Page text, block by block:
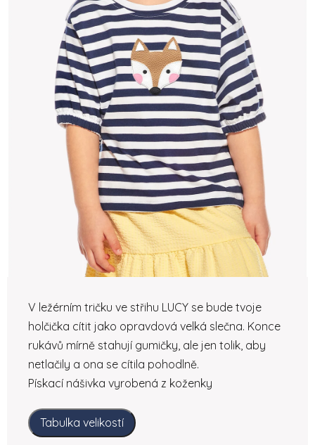
V ležérním tričku ve střihu LUCY se bude tvoje
holčička cítit jako opravdová velká slečna. Konce
rukávů mírně stahují gumičky, ale jen tolik, aby
netlačily a ona se cítila pohodlně.
Pískací nášivka vyrobená z koženky
Tabulka velikostí